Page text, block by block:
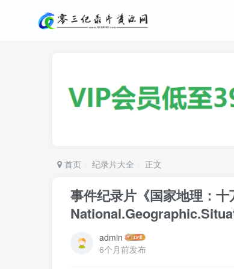
首页 纪录片大全 正文
事件纪录片《国家地理：
admin
6个月前发布